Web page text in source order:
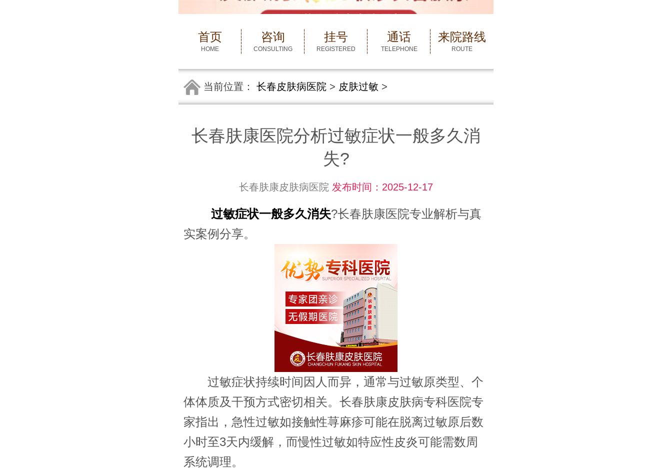
首页
HOME
咨询
CONSULTING
挂号
REGISTERED
通话
TELEPHONE
来院路线
ROUTE
当前位置： 长春皮肤病医院 > 皮肤过敏 >
长春肤康医院分析过敏症状一般多久消
失?
长春肤康皮肤病医院 发布时间：2025-12-17
过敏症状一般多久消失?长春肤康医院专业解析与真
实案例分享。
过敏症状持续时间因人而异，通常与过敏原类型、个
体体质及干预方式密切相关。长春肤康皮肤病专科医院专
家指出，急性过敏如接触性荨麻疹可能在脱离过敏原后数
小时至3天内缓解，而慢性过敏如特应性皮炎可能需数周
系统调理。